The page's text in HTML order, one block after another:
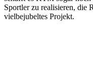
Sportler zu realisieren, die
vielbejubeltes Projekt.